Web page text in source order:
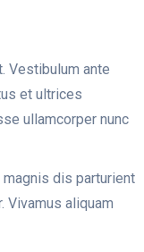
Vestibulum ante
et ultrices
ullamcorper nunc
dis parturient
Vivamus aliquam